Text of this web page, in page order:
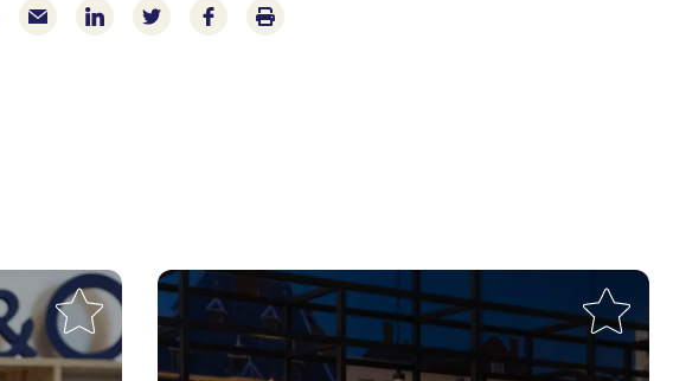
Delen via e-mail
Delen via LinkedIn
Deel op Twitter
Deel op Facebook
Print pagina